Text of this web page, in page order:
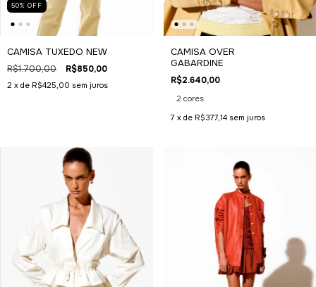
50% OFF
CAMISA TUXEDO NEW
R$1.700,00 R$850,00
2 x de R$425,00 sem juros
CAMISA OVER
GABARDINE
R$2.640,00
2 cores
7 x de R$377,14 sem juros